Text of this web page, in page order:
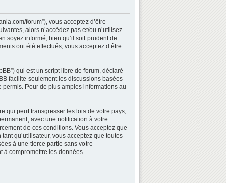
forum”), vous acceptez d’être
alors n’accédez pas et/ou n’utilisez
soyez informé, bien qu’il soit prudent de
ont été effectués, vous acceptez d’être
qui est un script libre de forum, déclaré
facilite seulement les discussions basées
Pour de plus amples informations au
qui peut transgresser les lois de votre pays,
avec une notification à votre
de ces conditions. Vous acceptez que
qu’utilisateur, vous acceptez que toutes
à une tierce partie sans votre
à compromettre les données.